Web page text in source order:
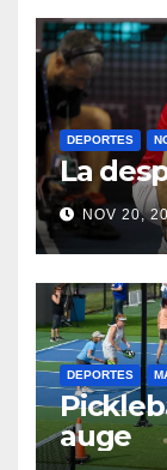
DEPORTES
La
NOV 20,
DEPORTES
auge